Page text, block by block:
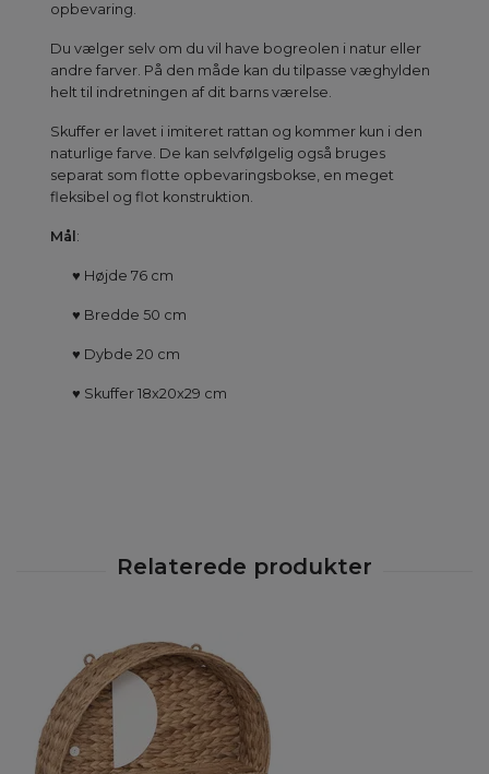
opbevaring.
Du vælger selv om du vil have bogreolen i natur eller
andre farver. På den måde kan du tilpasse væghylden
helt til indretningen af dit barns værelse.
Skuffer er lavet i imiteret rattan og kommer kun i den
naturlige farve. De kan selvfølgelig også bruges
separat som flotte opbevaringsbokse, en meget
fleksibel og flot konstruktion.
Mål :
♥ Højde 76 cm
♥ Bredde 50 cm
♥ Dybde 20 cm
♥ Skuffer 18x20x29 cm